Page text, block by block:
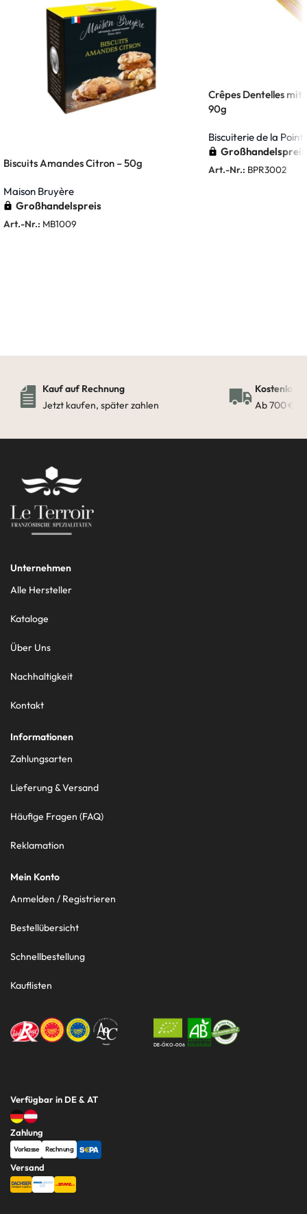
Biscuits Amandes Citron – 50g
Maison Bruyère
Großhandelspreis
Art.-Nr.: MB1009
Crêpes Dentelles mit
90g
Biscuiterie de la
Großhandelspreis
Art.-Nr.: BPR3002
Kauf auf Rechnung
Jetzt kaufen, später zahlen
Ab 700 € in
Unternehmen
Alle Hersteller
Kataloge
Über Uns
Nachhaltigkeit
Kontakt
Informationen
Zahlungsarten
Lieferung & Versand
Häufige Fragen (FAQ)
Reklamation
Mein Konto
Anmelden / Registrieren
Bestellübersicht
Schnellbestellung
Kauflisten
DE-ÖKO-006
Verfügbar in DE & AT
Zahlung
Vorkasse Rechnung
Versand